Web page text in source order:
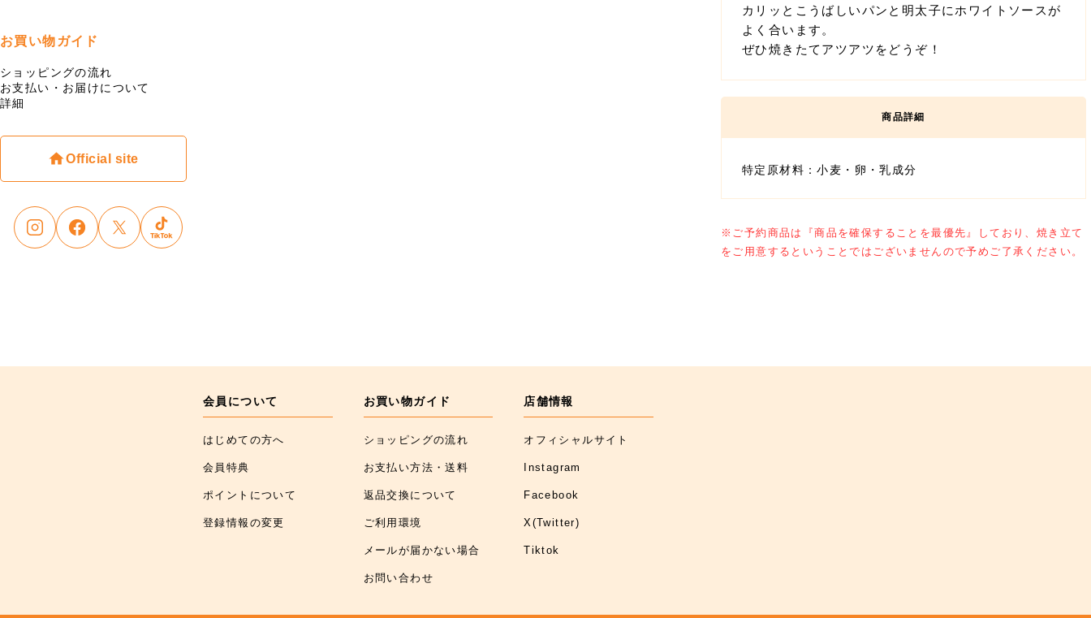
お買い物ガイド
ショッピングの流れ
お支払い・お届けについて
詳細
Official site
カリッとこうばしいパンと明太子にホワイトソースが
よく合います。
ぜひ焼きたてアツアツをどうぞ！
特定原材料：小麦・卵・乳成分
※ご予約商品は『商品を確保することを最優先』しており、焼き立て
をご用意するということではございませんので予めご了承ください。
会員について
はじめての方へ
会員特典
ポイントについて
登録情報の変更
お買い物ガイド
ショッピングの流れ
お支払い方法・送料
返品交換について
ご利用環境
メールが届かない場合
お問い合わせ
店舗情報
オフィシャルサイト
Instagram
Facebook
X(Twitter)
Tiktok